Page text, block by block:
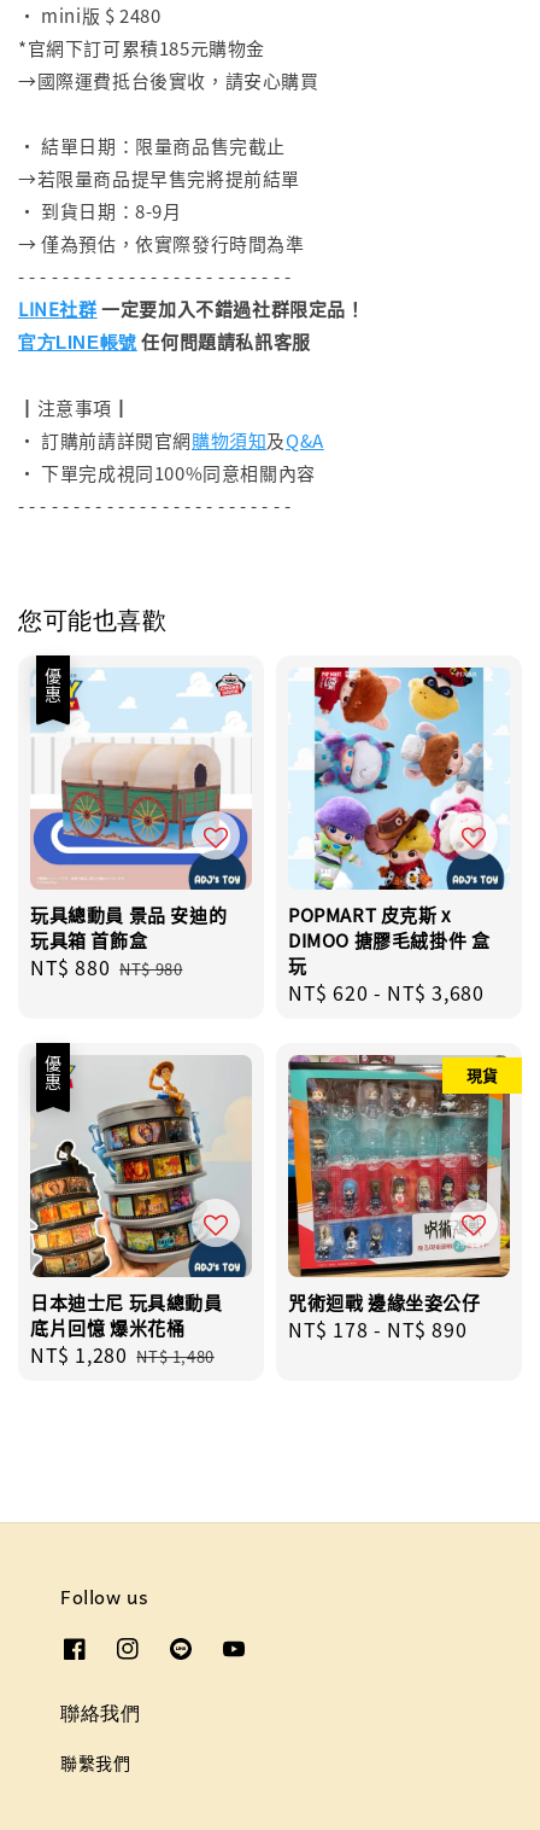
• mini版 $ 2480
*官網下訂可累積185元購物金
→國際運費抵台後實收，請安心購買
• 結單日期：限量商品售完截止
→若限量商品提早售完將提前結單
• 到貨日期：8-9月
→ 僅為預估，依實際發行時間為準
- - - - - - - - - - - - - - - - - - - - - - - - -
LINE社群一定要加入不錯過社群限定品！
官方LINE帳號 任何問題請私訊客服
┃注意事項┃
• 訂購前請詳閱官網購物須知及Q&A
• 下單完成視同100%同意相關內容
- - - - - - - - - - - - - - - - - - - - - - - - -
您可能也喜歡
優惠
玩具總動員 景品 安迪的
玩具箱 首飾盒
Sale
NT$ 880 Regular
NT$ 980
POPMART 皮克斯 x
DIMOO 搪膠毛絨掛件 盒
玩
Regular
NT$ 620 - NT$ 3,680
優惠
日本迪士尼 玩具總動員
底片回憶 爆米花桶
Sale
NT$ 1,280 Regular
NT$ 1,480
現貨
咒術迴戰 邊緣坐姿公仔
Regular
NT$ 178 - NT$ 890
Follow us
聯絡我們
聯繫我們